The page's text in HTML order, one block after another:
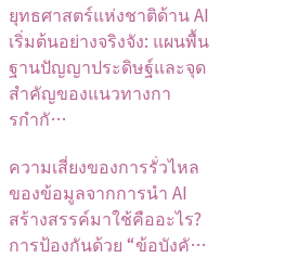
ยุทธศาสตร์แห่งชาติด้าน AI
เริ่มต้นอย่างจริงจัง: แผนพื้น
ฐานปัญญาประดิษฐ์และจุด
สำคัญของแนวทางกา
รกำกั…
ความเสี่ยงของการรั่วไหล
ของข้อมูลจากการนำ AI
สร้างสรรค์มาใช้คืออะไร?
การป้องกันด้วย “ข้อบังคั…